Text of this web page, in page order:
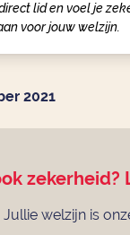
lid en voel je
voor jouw welzijn.
2021
zekerheid?
welzijn is